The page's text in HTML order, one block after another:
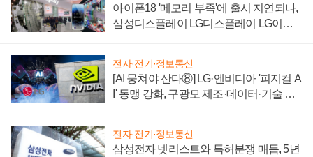
아이폰18 '메모리 부족'에 출시 지연되나,
삼성디스플레이 LG디스플레이 LG이노
전자·전기·정보통신
[AI 뭉쳐야 산다⑧] LG·엔비디아 '피지컬 A
I' 동맹 강화, 구광모 제조·데이터·기술 결
전자·전기·정보통신
삼성전자 넷리스트와 특허분쟁 매듭, 5년